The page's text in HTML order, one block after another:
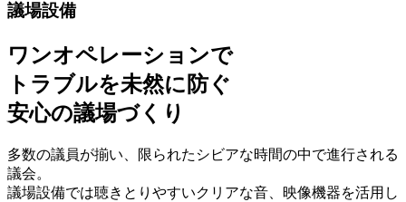
議場設備
ワンオペレーションで
トラブルを未然に防ぐ
安心の議場づくり
多数の議員が揃い、限られたシビアな時間の中で進行される
議会。
議場設備では聴きとりやすいクリアな音、映像機器を活用し